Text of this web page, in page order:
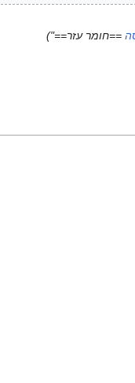
==חומר עזר=="